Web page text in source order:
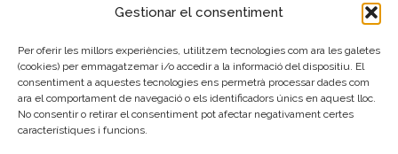
Gestionar el consentiment
Per oferir les millors experiències, utilitzem tecnologies com ara les galetes
(cookies) per emmagatzemar i/o accedir a la informació del dispositiu. El
consentiment a aquestes tecnologies ens permetrà processar dades com
ara el comportament de navegació o els identificadors únics en aquest lloc.
No consentir o retirar el consentiment pot afectar negativament certes
característiques i funcions.
Vull rebre més informació